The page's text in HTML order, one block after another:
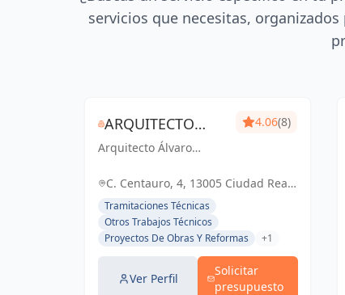
servicios que necesitas,
ARQUITECTO
ÁLVARO
PALOMARES
Arquitecto Álvaro
Tu Mundo,
4.06(8)
C. Centauro, 4, 13005 Ciudad Real,
España, España
Tramitaciones Técnicas
Otros Trabajos Técnicos
Proyectos De Obras Y Reformas
+1
Ver Perfil
Solicitar
presupuesto